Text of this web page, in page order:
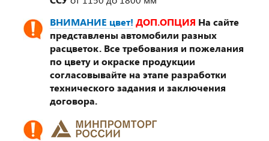
ВНИМАНИЕ цвет! ДОП.ОПЦИЯ На сайте
представлены автомобили разных
расцветок. Все требования и пожелания
по цвету и окраске продукции
согласовывайте на этапе разработки
технического задания и заключения
договора.